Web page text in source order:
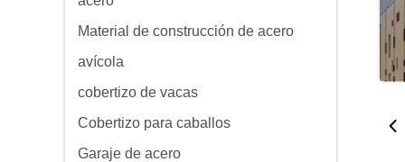
Material de construcción de acero
avícola
cobertizo de vacas
Cobertizo para caballos
Garaje de acero